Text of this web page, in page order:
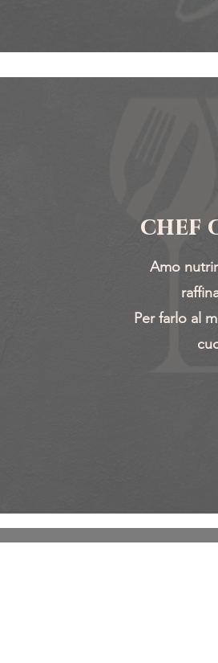
chef
Amo
Per farlo al